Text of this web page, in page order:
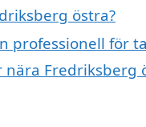
östra?
professionell för
nära Fredriksberg